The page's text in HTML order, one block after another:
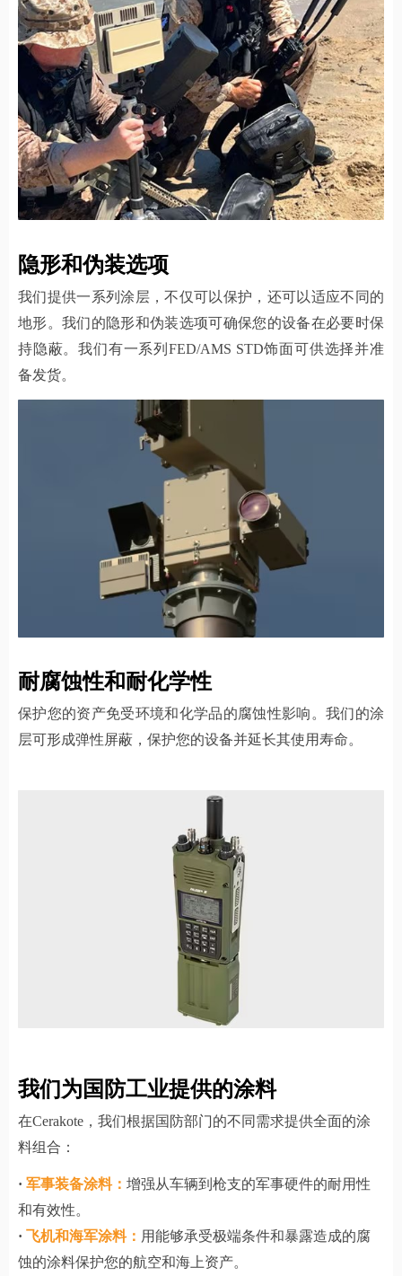
隐形和伪装选项
我们提供一系列涂层，不仅可以保护，还可以适应不同的
地形。我们的隐形和伪装选项可确保您的设备在必要时保
持隐蔽。我们有一系列FED/AMS STD饰面可供选择并准
备发货。
耐腐蚀性和耐化学性
保护您的资产免受环境和化学品的腐蚀性影响。我们的涂
层可形成弹性屏蔽，保护您的设备并延长其使用寿命。
我们为国防工业提供的涂料
在Cerakote，我们根据国防部门的不同需求提供全面的涂
料组合：
· 军事装备涂料： 增强从车辆到枪支的军事硬件的耐用性
和有效性。
· 飞机和海军涂料： 用能够承受极端条件和暴露造成的腐
蚀的涂料保护您的航空和海上资产。